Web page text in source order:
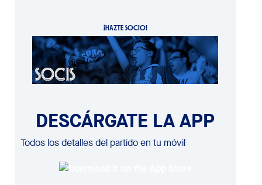
¡HAZTE SOCIO!
DESCÁRGATE LA APP
Todos los detalles del partido en tu móvil